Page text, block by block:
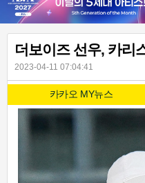
더보이즈 선우, 카리
2023-04-11 07:04:41
카카오 MY뉴스